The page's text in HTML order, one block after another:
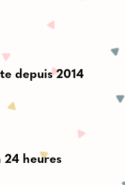
depuis 2014
heures